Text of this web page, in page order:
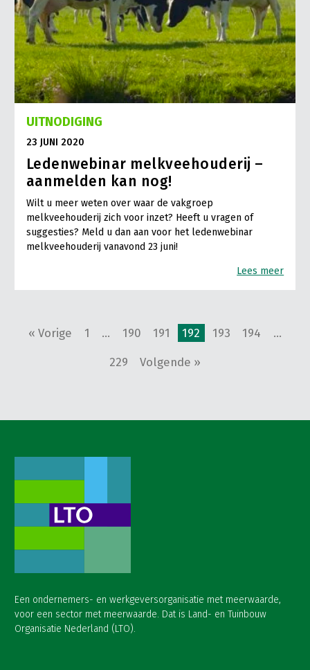
UITNODIGING
23 JUNI 2020
Ledenwebinar melkveehouderij –
aanmelden kan nog!
Wilt u meer weten over waar de vakgroep
melkveehouderij zich voor inzet? Heeft u vragen of
suggesties? Meld u dan aan voor het ledenwebinar
melkveehouderij vanavond 23 juni!
Lees meer
« Vorige 1 … 190 191 192 193 194 …
229 Volgende »
Een ondernemers- en werkgeversorganisatie met meerwaarde,
voor een sector met meerwaarde. Dat is Land- en Tuinbouw
Organisatie Nederland (LTO).